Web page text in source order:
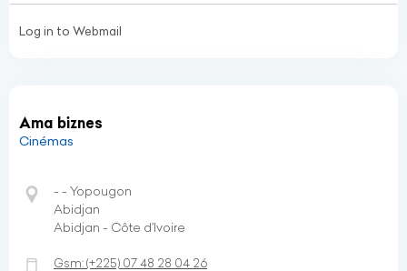
Log in to Webmail
Ama biznes
Cinémas
- - Yopougon
Abidjan
Abidjan - Côte d’Ivoire
Gsm:(+225) 07 48 28 04 26